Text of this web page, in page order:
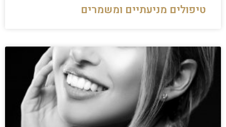
טיפולים מניעתיים ומשמרים